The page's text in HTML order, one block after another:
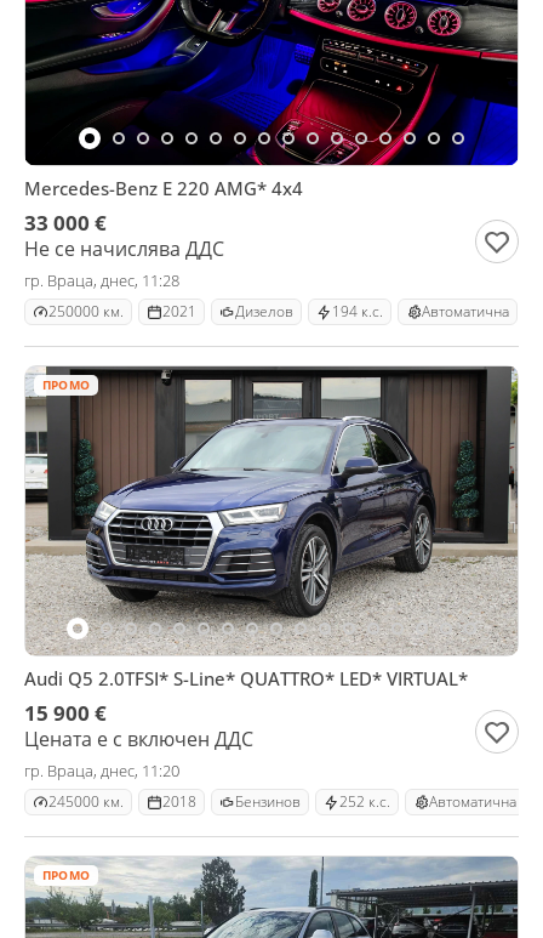
Mercedes-Benz E 220 AMG* 4x4
33 000 €
Не се начислява ДДС
гр. Враца, днес, 11:28
250000 км. 2021 Дизелов 194 к.с. Автоматична
ПРОМО
Audi Q5 2.0TFSI* S-Line* QUATTRO* LED* VIRTUAL*
15 900 €
Цената е с включен ДДС
гр. Враца, днес, 11:20
245000 км. 2018 Бензинов 252 к.с. Автоматична
ПРОМО